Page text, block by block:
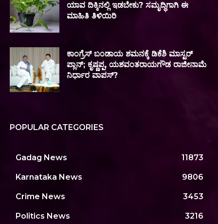
ಯಾವ ದಿಕ್ಕಿನಲ್ಲಿ ಇಡಬೇಕು? ಸಮೃದ್ಧಿಗಾಗಿ ಈ
ಮಾಹಿತಿ ತಿಳಿಯಿರಿ
ಕಾಂಗ್ರೆಸ್ ಬಂಡಾಯ ಶಮನಕ್ಕೆ ಡಿಕೆಶಿ ಮಾಸ್ಟರ್
ಪ್ಲಾನ್; ಕೃಷ್ಣಪ್ಪ, ಯಶವಂತರಾಯಗೌಡ ರಾಜೀನಾಮೆ
ನಿರ್ಧಾರ ವಾಪಸ್?
POPULAR CATEGORIES
Gadag News 11873
Karnataka News 9806
Crime News 3453
Politics News 3216